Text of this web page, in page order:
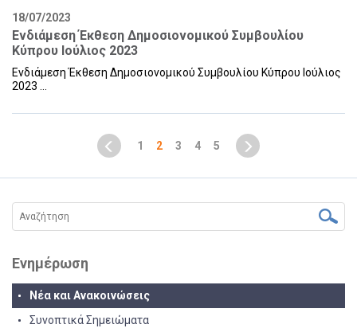
18/07/2023
Ενδιάμεση Έκθεση Δημοσιονομικού Συμβουλίου
Κύπρου Ιούλιος 2023
Ενδιάμεση Έκθεση Δημοσιονομικού Συμβουλίου Κύπρου Ιούλιος
2023 ...
1 2 3 4 5
Ενημέρωση
Νέα και Ανακοινώσεις
Συνοπτικά Σημειώματα